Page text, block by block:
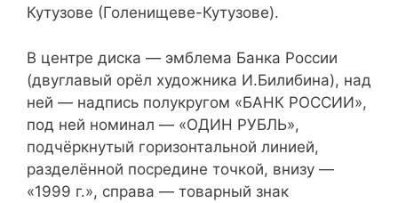
Кутузове (Голенищеве-Кутузове).
В центре диска — эмблема Банка России
(двуглавый орёл художника И.Билибина), над
ней — надпись полукругом «БАНК РОССИИ»,
под ней номинал — «ОДИН РУБЛЬ»,
подчёркнутый горизонтальной линией,
разделённой посредине точкой, внизу —
«1999 г.», справа — товарный знак